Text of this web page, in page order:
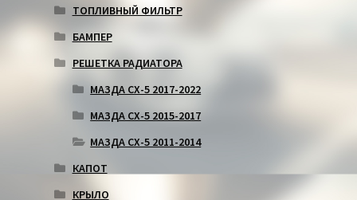
ТОПЛИВНЫЙ ФИЛЬТР
БАМПЕР
РЕШЕТКА РАДИАТОРА
МАЗДА СХ-5 2017-2022
МАЗДА СХ-5 2015-2017
МАЗДА СХ-5 2011-2014
КАПОТ
КРЫЛО